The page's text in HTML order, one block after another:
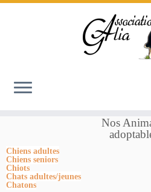
Accueil
Nos
Chiens adultes
Chiens seniors
Chiots
Chats adultes/jeunes
Chatons